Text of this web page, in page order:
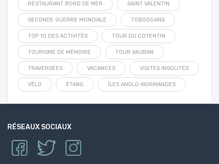
RESTAURANT BORD DE MER SAINT VALENTIN
SECONDE GUERRE MONDIALE TOBOGGANS
TOP 10 DES ACTIVITÉS TOUR DU COTENTIN
TOURISME DE MÉMOIRE TOUR VAUBAN
TRAVERSÉES VACANCES VISITES INSOLITES
VÉLO ÉTANG ÎLES ANGLO-NORMANDES
RÉSEAUX SOCIAUX